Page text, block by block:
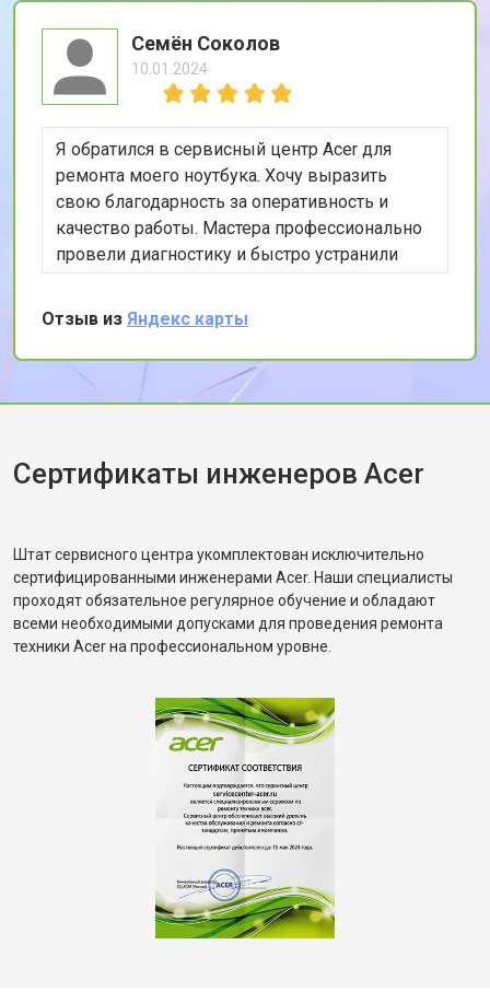
Семён Соколов
10.01.2024
Я обратился в сервисный центр Acer для
ремонта моего ноутбука. Хочу выразить
свою благодарность за оперативность и
качество работы. Мастера профессионально
провели диагностику и быстро устранили
проблему. Особенно порадовала гарантия на
ремонтные работы. Рекомендую этот сервис
всем, кто ценит качество и скорость
обслуживания.
Отзыв из Яндекс карты
Сертификаты инженеров Acer
Штат сервисного центра укомплектован исключительно
сертифицированными инженерами Acer. Наши специалисты
проходят обязательное регулярное обучение и обладают
всеми необходимыми допусками для проведения ремонта
техники Acer на профессиональном уровне.